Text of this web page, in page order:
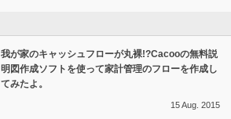
我が家のキャッシュフローが丸裸!?Cacooの無料説
明図作成ソフトを使って家計管理のフローを作成し
てみたよ。
15Aug. 2015